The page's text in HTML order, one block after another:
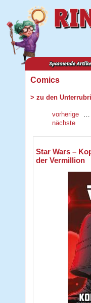
Comics
> zu den
vorherige …
nächste
Star Wars –
der Vermillion